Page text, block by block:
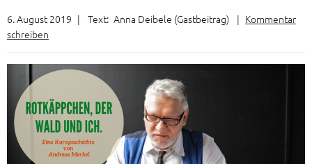
6. August 2019 | Text: Anna Deibele (Gastbeitrag) | Kommentar
schreiben